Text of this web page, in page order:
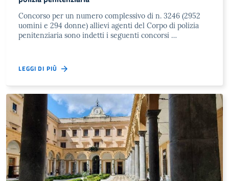
Concorso per un numero complessivo di n. 3246 (2952
uomini e 294 donne) allievi agenti del Corpo di polizia
penitenziaria sono indetti i seguenti concorsi …
LEGGI DI PIÙ